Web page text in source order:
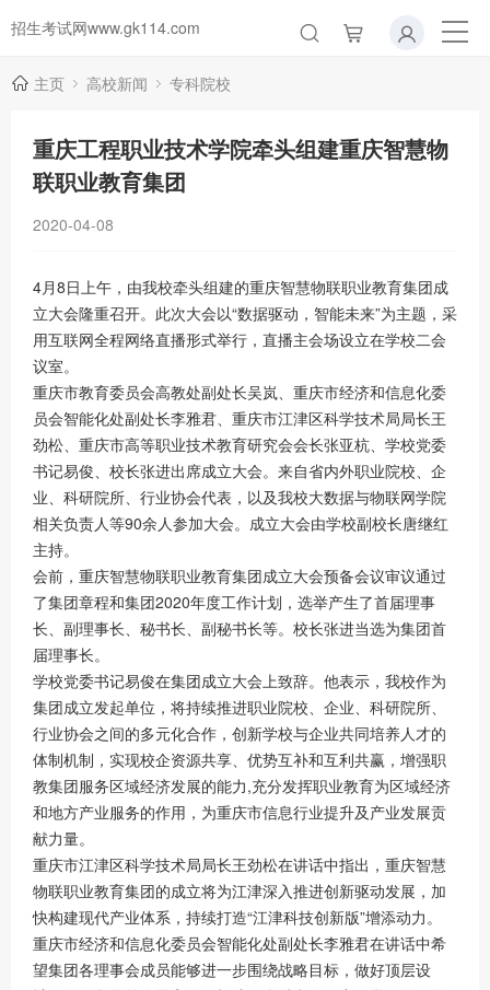
招生考试网www.gk114.com
主页 高校新闻 专科院校
重庆工程职业技术学院牵头组建重庆智慧物
联职业教育集团
2020-04-08
4月8日上午，由我校牵头组建的重庆智慧物联职业教育集团成
立大会隆重召开。此次大会以“数据驱动，智能未来”为主题，采
用互联网全程网络直播形式举行，直播主会场设立在学校二会
议室。
重庆市教育委员会高教处副处长吴岚、重庆市经济和信息化委
员会智能化处副处长李雅君、重庆市江津区科学技术局局长王
劲松、重庆市高等职业技术教育研究会会长张亚杭、学校党委
书记易俊、校长张进出席成立大会。来自省内外职业院校、企
业、科研院所、行业协会代表，以及我校大数据与物联网学院
相关负责人等90余人参加大会。成立大会由学校副校长唐继红
主持。
会前，重庆智慧物联职业教育集团成立大会预备会议审议通过
了集团章程和集团2020年度工作计划，选举产生了首届理事
长、副理事长、秘书长、副秘书长等。校长张进当选为集团首
届理事长。
学校党委书记易俊在集团成立大会上致辞。他表示，我校作为
集团成立发起单位，将持续推进职业院校、企业、科研院所、
行业协会之间的多元化合作，创新学校与企业共同培养人才的
体制机制，实现校企资源共享、优势互补和互利共赢，增强职
教集团服务区域经济发展的能力,充分发挥职业教育为区域经济
和地方产业服务的作用，为重庆市信息行业提升及产业发展贡
献力量。
重庆市江津区科学技术局局长王劲松在讲话中指出，重庆智慧
物联职业教育集团的成立将为江津深入推进创新驱动发展，加
快构建现代产业体系，持续打造“江津科技创新版”增添动力。
重庆市经济和信息化委员会智能化处副处长李雅君在讲话中希
望集团各理事会成员能够进一步围绕战略目标，做好顶层设